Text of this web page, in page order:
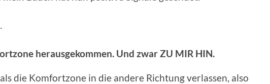
.
herausgekommen. Und zwar ZU MIR HIN.
die Komfortzone in die andere Richtung verlassen, also